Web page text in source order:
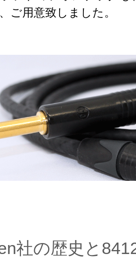
ご用意致しました。
社の歴史と